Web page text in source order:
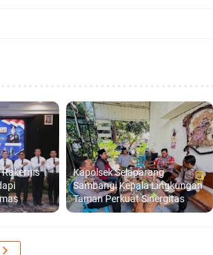
Kapolsek Selaparang
Sambangi Kepala Lingkungan
Taman Perkuat Sinergitas